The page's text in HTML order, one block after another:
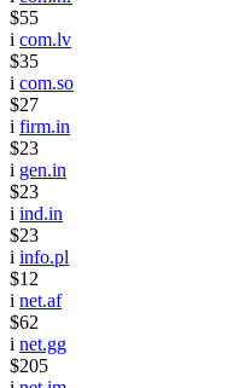
$55
i com.lv
$35
i com.so
$27
i firm.in
$23
i gen.in
$23
i ind.in
$23
i info.pl
$12
i net.af
$62
i net.gg
$205